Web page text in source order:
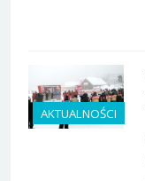
AKTUALNOŚCI